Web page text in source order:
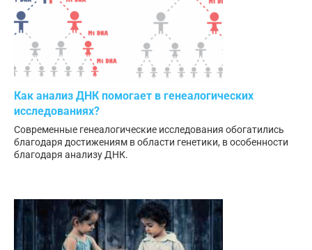
Как анализ ДНК помогает в генеалогических
исследованиях?
Современные генеалогические исследования обогатились
благодаря достижениям в области генетики, в особенности
благодаря анализу ДНК.